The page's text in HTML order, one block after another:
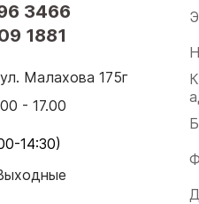
3466
1881
Малахова 175г
- 17.00
14:30)